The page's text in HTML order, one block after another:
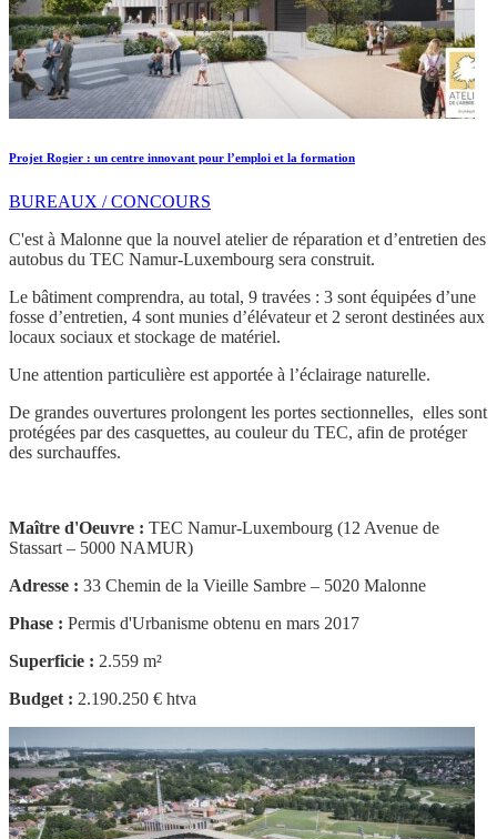
Projet Rogier : un centre innovant pour l’emploi et la formation
BUREAUX / CONCOURS
C'est à Malonne que la nouvel atelier de réparation et d’entretien des
autobus du TEC Namur-Luxembourg sera construit.
Le bâtiment comprendra, au total, 9 travées : 3 sont équipées d’une
fosse d’entretien, 4 sont munies d’élévateur et 2 seront destinées aux
locaux sociaux et stockage de matériel.
Une attention particulière est apportée à l’éclairage naturelle.
De grandes ouvertures prolongent les portes sectionnelles, elles sont
protégées par des casquettes, au couleur du TEC, afin de protéger
des surchauffes.
Maître d'Oeuvre : TEC Namur-Luxembourg (12 Avenue de
Stassart – 5000 NAMUR)
Adresse : 33 Chemin de la Vieille Sambre – 5020 Malonne
Phase : Permis d'Urbanisme obtenu en mars 2017
Superficie : 2.559 m²
Budget : 2.190.250 € htva